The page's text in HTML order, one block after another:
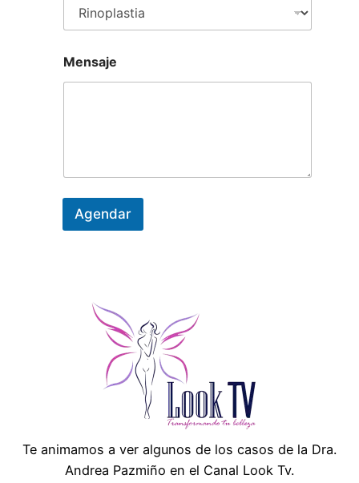
Mensaje
Agendar
Te animamos a ver algunos de los casos de la Dra.
Andrea Pazmiño en el Canal Look Tv.